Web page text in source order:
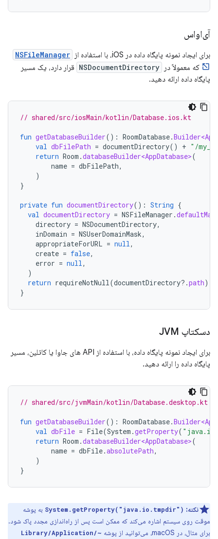
آی‌او‌اس
برای ایجاد نمونه پایگاه داده در iOS، با استفاده از NSFileManager
که معمولاً در NSDocumentDirectory قرار دارد، یک مسیر
پایگاه داده ارائه دهید.
// shared/src/iosMain/kotlin/Database.ios.kt
fun getDatabaseBuilder(): RoomDatabase.
val dbFilePath = documentDirectory() + "/
return Room .databaseBuilder<AppDatabase>(
name = dbFilePath,
)
}
private fun documentDirectory(): String {
val documentDirectory = NSFileManager .
directory = NSDocumentDirectory,
inDomain = NSUserDomainMask,
appropriateForURL = null,
create = false,
error = null,
)
return requireNotNull(documentDirectory?.path)
}
دسکتاپ JVM
برای ایجاد نمونه پایگاه داده، با استفاده از API های جاوا یا کاتلین، مسیر
پایگاه داده را ارائه دهید.
// shared/src/jvmMain/kotlin/Database.desktop.kt
fun getDatabaseBuilder(): RoomDatabase.
val dbFile = File(System .getProperty(
return Room .databaseBuilder<AppDatabase>(
name = dbFile.absolutePath,
)
}
نکته: System.getProperty("java.io.tmpdir") به پوشه
موقت روی سیستم اشاره می‌کند که ممکن است پس از راه‌اندازی مجدد پاک شود.
برای مثال، در macOS، می‌توانید از پوشه
~/Library/Application